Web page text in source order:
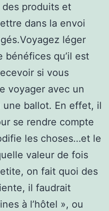
produits et
dans la envoi
léger
bénéfices qu’il est
si vous
voyager avec un
une ballot. En effet, il
se rendre compte
les choses…et le
valeur de fois
on fait quoi des
il faudrait
à l’hôtel », ou